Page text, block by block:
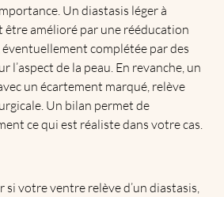
Un diastasis léger à
être amélioré par une rééducation
complétée par des
l’aspect de la peau. En revanche, un
un écartement marqué, relève
Un bilan permet de
ce qui est réaliste dans votre cas.
si votre ventre relève d’un diastasis,